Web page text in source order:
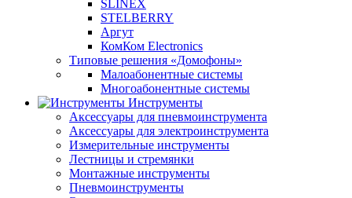
SLINEX
STELBERRY
Аргут
КомКом Electronics
Типовые решения «Домофоны»
Малоабонентные системы
Многоабонентные системы
Инструменты
Аксессуары для пневмоинструмента
Аксессуары для электроинструмента
Измерительные инструменты
Лестницы и стремянки
Монтажные инструменты
Пневмоинструменты